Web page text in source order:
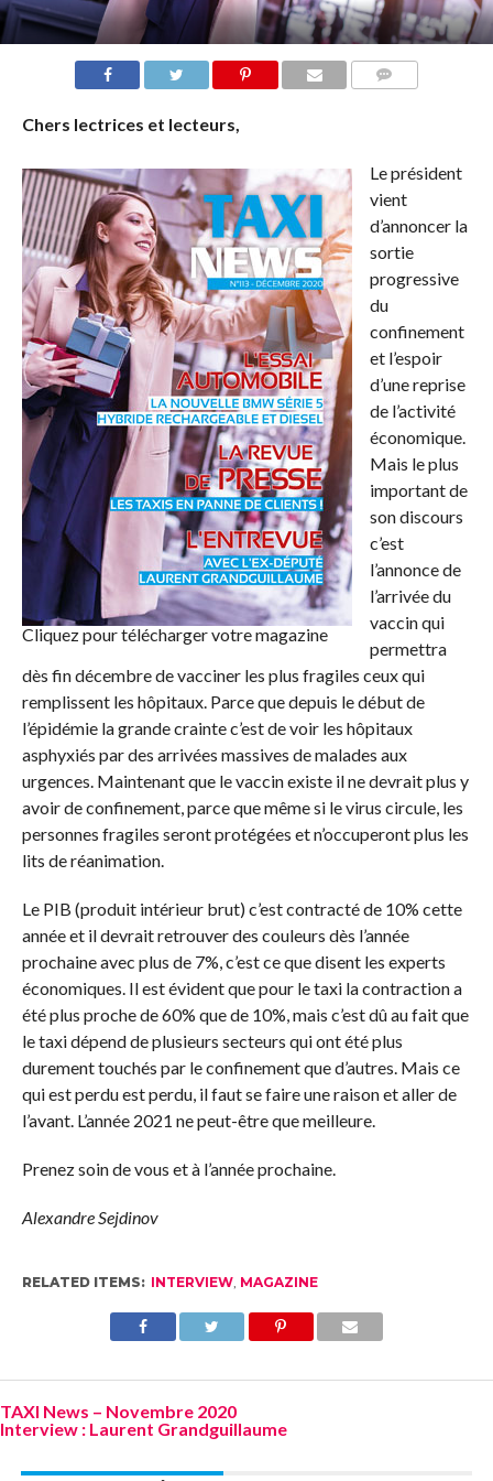
Chers lectrices et lecteurs,
Cliquez pour télécharger votre magazine
Le président
vient
d’annoncer la
sortie
progressive
du
confinement
et l’espoir
d’une reprise
de l’activité
économique.
Mais le plus
important de
son discours
c’est
l’annonce de
l’arrivée du
vaccin qui
permettra
dès fin décembre de vacciner les plus fragiles ceux qui
remplissent les hôpitaux. Parce que depuis le début de
l’épidémie la grande crainte c’est de voir les hôpitaux
asphyxiés par des arrivées massives de malades aux
urgences. Maintenant que le vaccin existe il ne devrait plus y
avoir de confinement, parce que même si le virus circule, les
personnes fragiles seront protégées et n’occuperont plus les
lits de réanimation.
Le PIB (produit intérieur brut) c’est contracté de 10% cette
année et il devrait retrouver des couleurs dès l’année
prochaine avec plus de 7%, c’est ce que disent les experts
économiques. Il est évident que pour le taxi la contraction a
été plus proche de 60% que de 10%, mais c’est dû au fait que
le taxi dépend de plusieurs secteurs qui ont été plus
durement touchés par le confinement que d’autres. Mais ce
qui est perdu est perdu, il faut se faire une raison et aller de
l’avant. L’année 2021 ne peut-être que meilleure.
Prenez soin de vous et à l’année prochaine.
Alexandre Sejdinov
RELATED ITEMS: INTERVIEW, MAGAZINE
TAXI News – Novembre 2020
Interview : Laurent Grandguillaume